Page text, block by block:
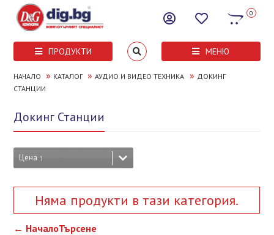
0
ПРОДУКТИ МЕНЮ
НАЧАЛО » КАТАЛОГ »АУДИО И ВИДЕО ТЕХНИКА » ДОКИНГ
СТАНЦИИ
Докинг Станции
Цена ↑
Няма продукти в тази категория.
← НачалоТърсене